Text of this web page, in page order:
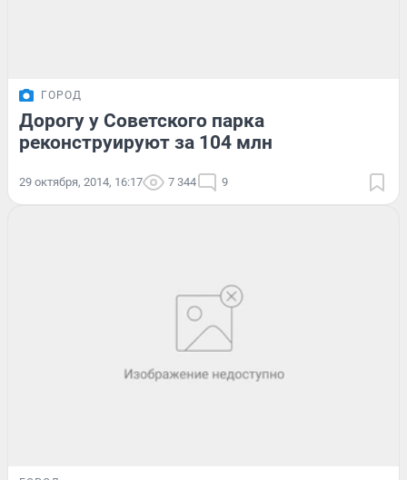
ГОРОД
Дорогу у Советского парка
реконструируют за 104 млн
29 октября, 2014, 16:17 7 344 9